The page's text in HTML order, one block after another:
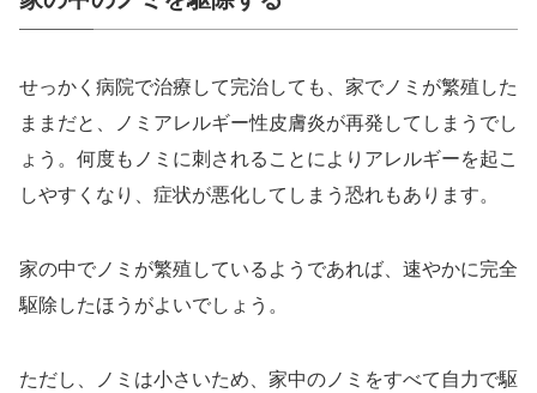
せっかく病院で治療して完治しても、家でノミが繁殖した
ままだと、ノミアレルギー性皮膚炎が再発してしまうでし
ょう。何度もノミに刺されることによりアレルギーを起こ
しやすくなり、症状が悪化してしまう恐れもあります。
家の中でノミが繁殖しているようであれば、速やかに完全
駆除したほうがよいでしょう。
ただし、ノミは小さいため、家中のノミをすべて自力で駆